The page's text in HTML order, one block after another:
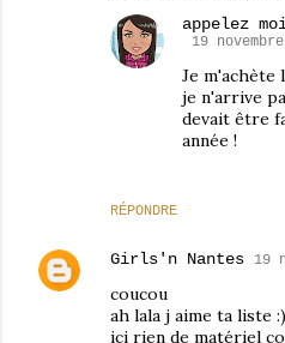
RÉPONDRE
appelez moi
19
Je m'achète
je n'arrive
devait être
année !
Girls'n Nantes 19
coucou
ah lala j aime ta liste :)
ici rien de matériel